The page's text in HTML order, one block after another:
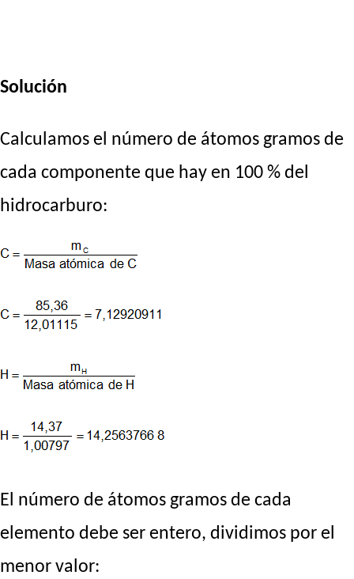
Solución
Calculamos el número de átomos gramos de
cada componente que hay en 100 % del
hidrocarburo:
El número de átomos gramos de cada
elemento debe ser entero, dividimos por el
menor valor: